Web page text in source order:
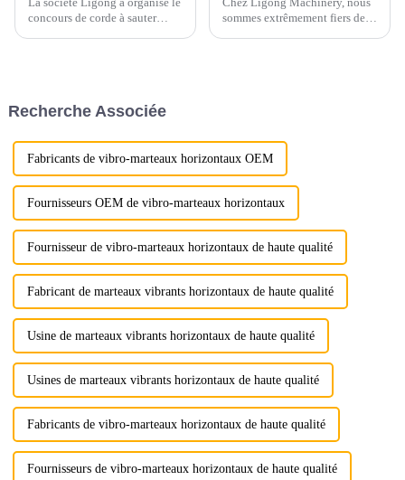
concours de corde à sauter
sommes extrêmement fiers de
Recherche Associée
Fabricants de vibro-marteaux horizontaux OEM
Fournisseurs OEM de vibro-marteaux horizontaux
Fournisseur de vibro-marteaux horizontaux de haute qualité
Fabricant de marteaux vibrants horizontaux de haute qualité
Usine de marteaux vibrants horizontaux de haute qualité
Usines de marteaux vibrants horizontaux de haute qualité
Fabricants de vibro-marteaux horizontaux de haute qualité
Fournisseurs de vibro-marteaux horizontaux de haute qualité